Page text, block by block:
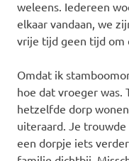
weleens. Iedereen
elkaar vandaan, we
vrije tijd geen tijd om
Omdat ik
hoe dat vroeger was.
hetzelfde dorp
uiteraard. Je
een dorpje iets